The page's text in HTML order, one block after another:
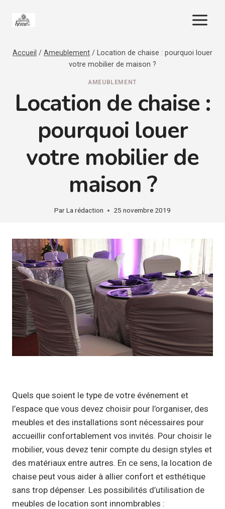
Accueil / Ameublement / Location de chaise : pourquoi louer
votre mobilier de maison ?
AMEUBLEMENT
Location de chaise :
pourquoi louer
votre mobilier de
maison ?
ParLa rédaction 25 novembre 2019
Quels que soient le type de votre événement et
l’espace que vous devez choisir pour l’organiser, des
meubles et des installations sont nécessaires pour
accueillir confortablement vos invités. Pour choisir le
mobilier, vous devez tenir compte du design styles et
des matériaux entre autres. En ce sens, la location de
chaise peut vous aider à allier confort et esthétique
sans trop dépenser. Les possibilités d’utilisation de
meubles de location sont innombrables :